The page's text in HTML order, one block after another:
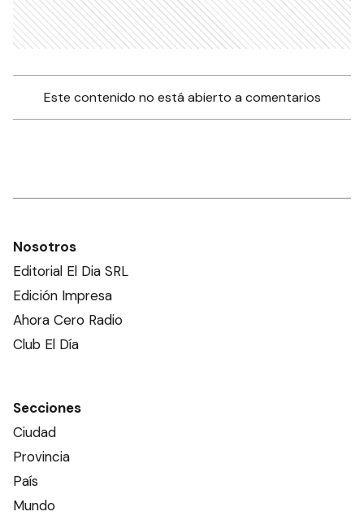
Este contenido no está abierto a comentarios
Nosotros
Editorial El Dia SRL
Edición Impresa
Ahora Cero Radio
Club El Día
Secciones
Ciudad
Provincia
País
Mundo